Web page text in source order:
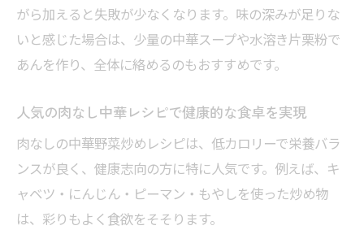
がら加えると失敗が少なくなります。味の深みが足りな
いと感じた場合は、少量の中華スープや水溶き片栗粉で
あんを作り、全体に絡めるのもおすすめです。
人気の肉なし中華レシピで健康的な食卓を実現
肉なしの中華野菜炒めレシピは、低カロリーで栄養バラ
ンスが良く、健康志向の方に特に人気です。例えば、キ
ャベツ・にんじん・ピーマン・もやしを使った炒め物
は、彩りもよく食欲をそそります。